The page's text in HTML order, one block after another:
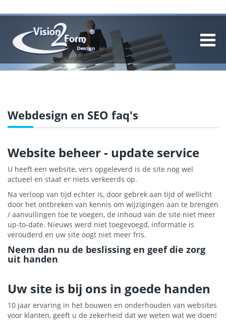
Webdesign en SEO faq's
Website beheer - update service
U heeft een website, vers opgeleverd is de site nog wel
actueel en staat er niets verkeerds op.
Na verloop van tijd echter is, door gebrek aan tijd of wellicht
door het ontbreken van kennis om wijzigingen aan te brengen
/ aanvullingen toe te voegen, de inhoud van de site niet meer
up-to-date. Nieuws werd niet toegevoegd, informatie is
verouderd en uw site oogt niet meer fris.
Neem dan nu de beslissing en geef die zorg
uit handen
Uw site is bij ons in goede handen
10 jaar ervaring in het bouwen en onderhouden van websites
voor klanten, geeft u de zekerheid dat we weten wat we doen!